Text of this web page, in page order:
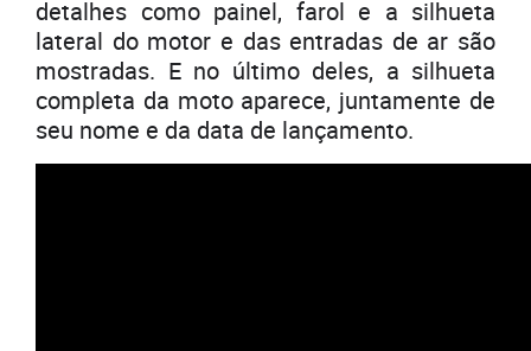
detalhes como painel, farol e a silhueta
lateral do motor e das entradas de ar são
mostradas. E no último deles, a silhueta
completa da moto aparece, juntamente de
seu nome e da data de lançamento.